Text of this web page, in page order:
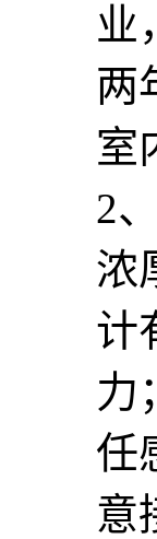
业
两
室
2
浓
计
力
任
意